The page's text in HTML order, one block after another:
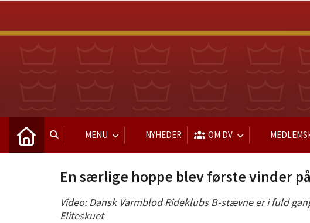
MENU NYHEDER OM DV
En særlige hoppe blev første vinder
Video: Dansk Varmblod Rideklubs B-stævne er i fuld
Eliteskuet